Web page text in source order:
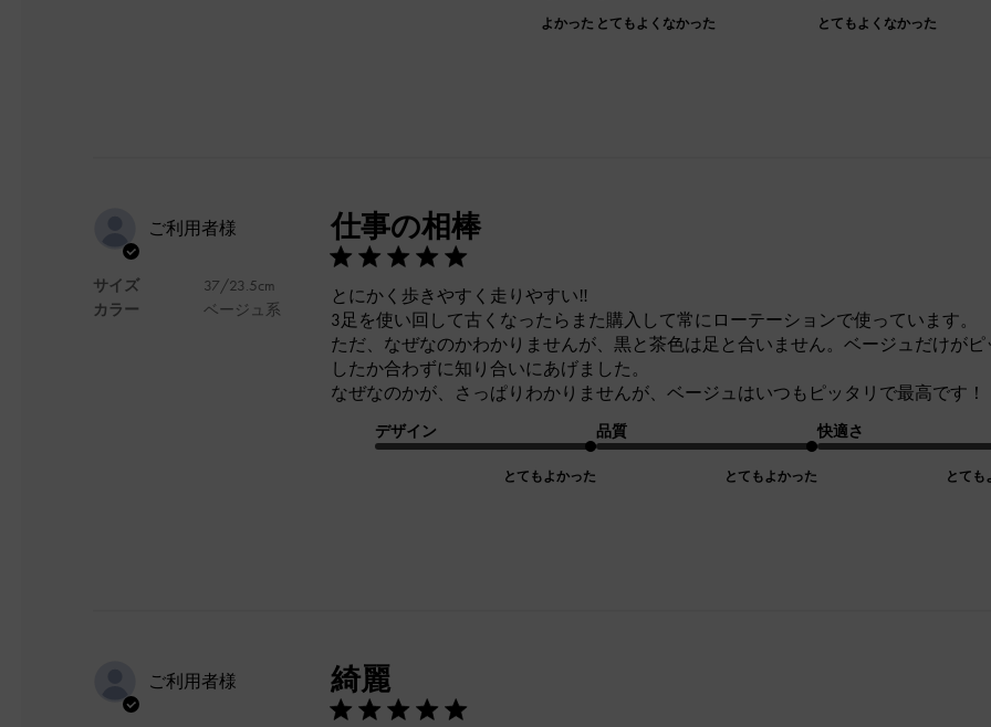
よかった とてもよくなかった とてもよくなかった
ご利用者様
サイズ
カラー
37/23.5cm
ベージュ系
仕事の相棒
とにかく歩きやすく走りやすい‼︎
3足を使い回して古くなったらまた購入して常にローテーションで使っています。
ただ、なぜなのかわかりませんが、黒と茶色は足と合いません。ベージュだけが
したか合わずに知り合いにあげました。
なぜなのかが、さっぱりわかりませんが、ベージュはいつもピッタリで最高です！
デザイン
とてもよかった
品質
とてもよかった
快適さ
とても
ご利用者様 綺麗